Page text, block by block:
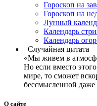
Гороскоп на
Гороскоп на
Лунный
Календарь
Календарь
Случайная цитата
«Мы живем в
Но если вместо
мире, то сможет
бессмысленной
О сайте